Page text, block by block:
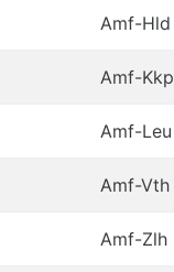
Amf-Hld
Amf-Kkp
Amf-Leu
Amf-Vth
Amf-Zlh